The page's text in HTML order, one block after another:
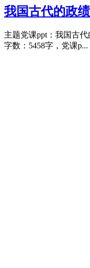
我国古代的政
主题党课ppt：我国古
字数：5458字，党课p...